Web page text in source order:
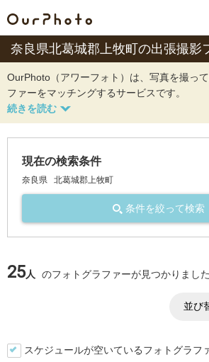
奈良県北葛城郡上牧町の出張撮影
OurPhoto（アワーフォト）は、写真を撮っ
ファーをマッチングするサービスです。
現在の検索条件
奈良県 北葛城郡上牧町
条件を絞って検索
25人 のフォトグラファーが見つかりました
並び
スケジュールが空いているフォトグラフ